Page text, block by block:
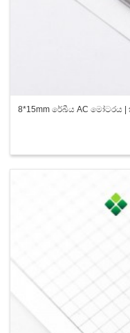
8*15mm රේඛීය AC මෝටරය